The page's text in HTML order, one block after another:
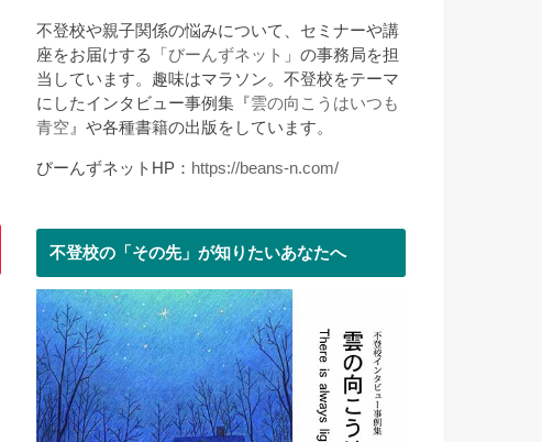
不登校や親子関係の悩みについて、セミナーや講
座をお届けする「 びーんずネット 」の事務局を担
当しています。趣味はマラソン。不登校をテーマ
にしたインタビュー事例集『雲の向こうはいつも
青空 』や各種書籍の出版をしています。
びーんずネットHP： https://beans-n.com/
不登校の「その先」が知りたいあなたへ